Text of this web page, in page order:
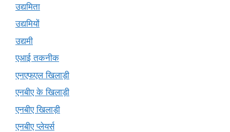
उद्यमिता
उद्यमियों
उद्यमी
एआई तकनीक
एनएफएल खिलाड़ी
एनबीए के खिलाड़ी
एनबीए खिलाड़ी
एनबीए प्लेयर्स